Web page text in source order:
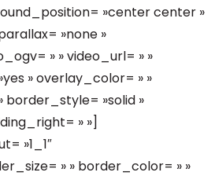
»center center »
»none »
» » video_url= » »
» overlay_color= » »
border_style= »solid »
» »]
»1_1″
» » border_color= » »